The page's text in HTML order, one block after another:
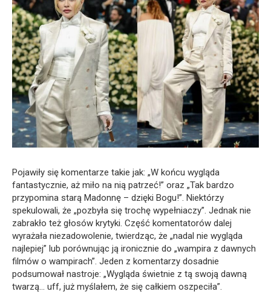
Pojawiły się komentarze takie jak: „W końcu wygląda
fantastycznie, aż miło na nią patrzeć!” oraz „Tak bardzo
przypomina starą Madonnę – dzięki Bogu!”. Niektórzy
spekulowali, że „pozbyła się trochę wypełniaczy”. Jednak nie
zabrakło też głosów krytyki. Część komentatorów dalej
wyrażała niezadowolenie, twierdząc, że „nadal nie wygląda
najlepiej” lub porównując ją ironicznie do „wampira z dawnych
filmów o wampirach”. Jeden z komentarzy dosadnie
podsumował nastroje: „Wygląda świetnie z tą swoją dawną
twarzą… uff, już myślałem, że się całkiem oszpeciła”.